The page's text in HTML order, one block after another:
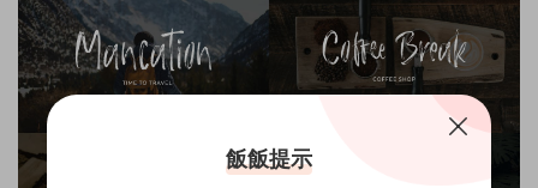
飯飯提示